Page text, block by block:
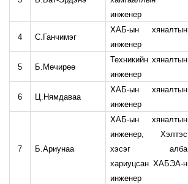
инженер
4 С.Ганчимэг
ХАБ-ын хяналтын
инженер
5 Б.Мөчирөө
Техникийн хяналтын
инженер
6 Ц.Нямдаваа
ХАБ-ын хяналтын
инженер
7 Б.Ариунаа
ХАБ-ын хяналтын
инженер, Хэлтэс
хэсэг алба
хариуцсан ХАБЭА-н
инженер